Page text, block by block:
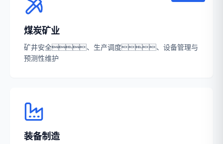
煤炭矿业
矿井安全、生产调度、设备管理与
预测性维护
装备制造